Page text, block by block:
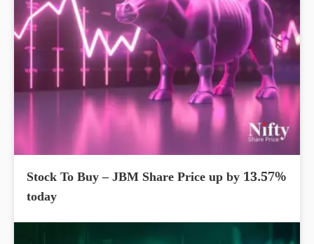
Stock To Buy – JBM Share Price up by 13.57%
today